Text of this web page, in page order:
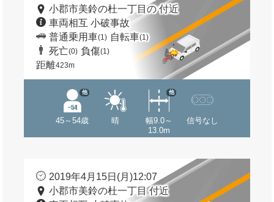
小郡市美鈴の杜一丁目の 付近
車両相互 小破事故
普通乗用車(1) 自転車(1)
死亡(0) 負傷(1)
距離423m
45～54歳
他
晴
幅9.0～
13.0m
他
信号なし
2019年4月15日(月)12:07
小郡市美鈴の杜一丁目 付近